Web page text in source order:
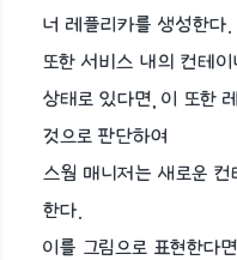
너 레플리카를 생성한다.
또한 서비스 내의 컨테
상태로 있다면, 이 또한
것으로 판단하여
스웜 매니저는 새로운
한다.
이를 그림으로 표현한다